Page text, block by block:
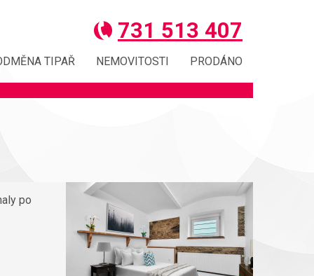
731 513 407
TIPAŘ NEMOVITOSTI PRODÁNO
po